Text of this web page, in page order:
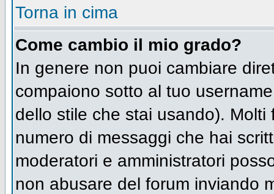
Torna in cima
Come cambio il mio grado?
In genere non puoi cambiare
compaiono sotto al tuo
dello stile che stai usando).
numero di messaggi che hai
moderatori e amministratori
non abusare del forum inviando